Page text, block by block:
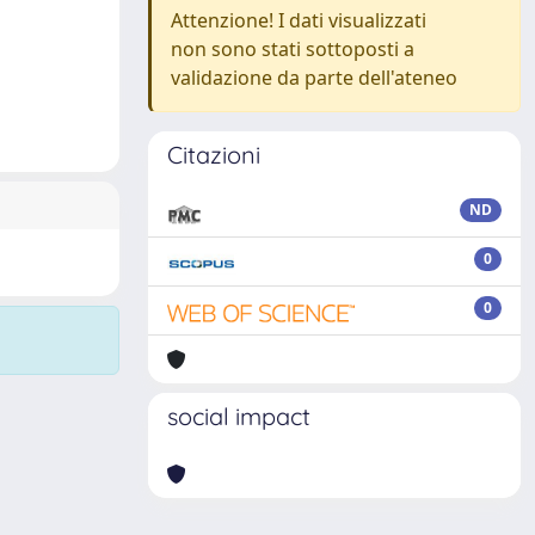
Attenzione! I dati visualizzati
non sono stati sottoposti a
validazione da parte dell'ateneo
Citazioni
ND
0
0
social impact